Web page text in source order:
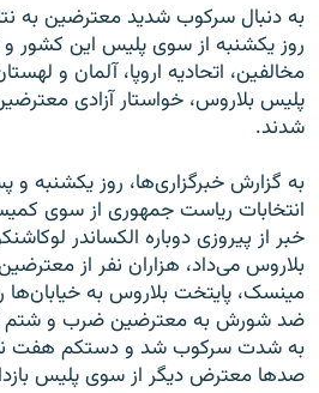
به دنبال سرکوب شدید معترضین به
روز یکشنبه از سوی پلیس این کشور
مخالفین، اتحادیه اروپا، آلمان و
پلیس بلاروس، خواستار آزادی
شدند.
به گزارش خبرگزاری‌ها، روز یکشنبه و
انتخابات ریاست جمهوری از سوی
خبر از پیروزی دوباره الکساندر
بلاروس می‌داد، هزاران نفر از
مینسک، پایتخت بلاروس به خیابان‌ها
ضد شورش به معترضین ضرب و شتم
به شدت سرکوب شد و دستکم هفت
صدها معترض دیگر از سوی پلیس